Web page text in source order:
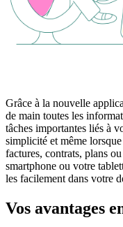
Grâce à la nouvelle
de main toutes les
tâches importantes liés à
simplicité et même
factures, contrats, plans
smartphone ou votre
les facilement dans votre
Vos avantages